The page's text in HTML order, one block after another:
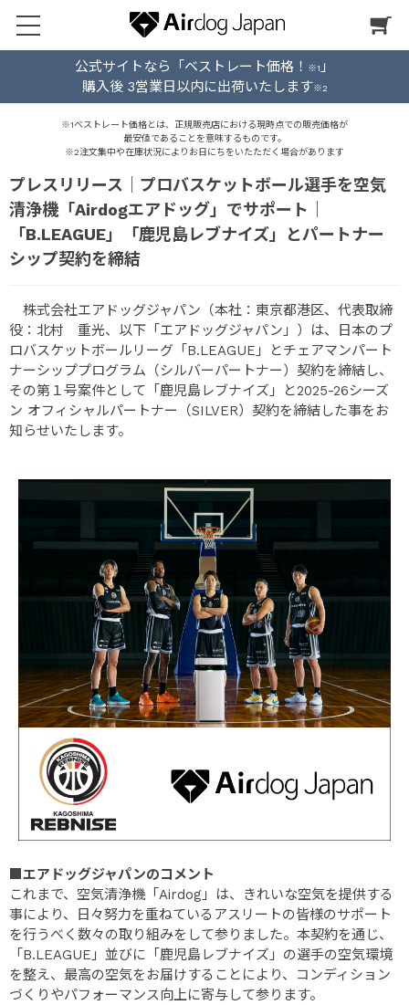
公式サイトなら「ベストレート価格！ ※1 」
購入後 3営業日以内に出荷いたします※2
※1ベストレート価格とは、正規販売店における現時点での販売価格が
最安値であることを意味するものです。
※2注文集中や在庫状況によりお日にちをいたただく場合があります
プレスリリース｜プロバスケットボール選手を空気
清浄機「Airdogエアドッグ」でサポート｜
「B.LEAGUE」「鹿児島レブナイズ」とパートナー
シップ契約を締結
株式会社エアドッグジャパン（本社：東京都港区、代表取締
役：北村 重光、以下「エアドッグジャパン」）は、日本のプ
ロバスケットボールリーグ「B.LEAGUE」とチェアマンパート
ナーシッププログラム（シルバーパートナー）契約を締結し、
その第１号案件として「鹿児島レブナイズ」と2025-26シーズ
ン オフィシャルパートナー（SILVER）契約を締結した事をお
知らせいたします。
■エアドッグジャパンのコメント
これまで、空気清浄機「Airdog」は、きれいな空気を提供する
事により、日々努力を重ねているアスリートの皆様のサポート
を行うべく数々の取り組みをして参りました。本契約を通じ、
「B.LEAGUE」並びに「鹿児島レブナイズ」の選手の空気環境
を整え、最高の空気をお届けすることにより、コンディション
づくりやパフォーマンス向上に寄与して参ります。